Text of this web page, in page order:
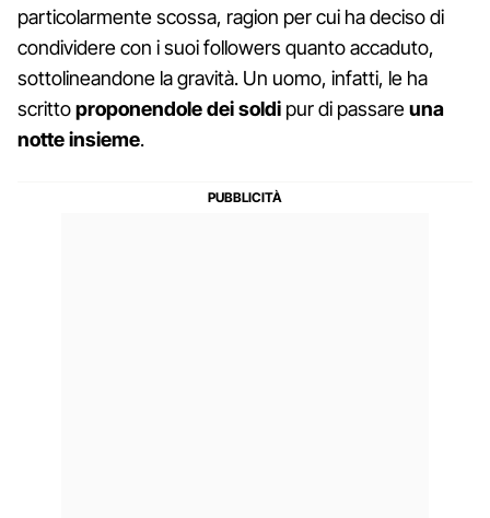
particolarmente scossa, ragion per cui ha deciso di
condividere con i suoi followers quanto accaduto,
sottolineandone la gravità. Un uomo, infatti, le ha
scrittoproponendole dei soldi pur di passareuna
notte insieme.